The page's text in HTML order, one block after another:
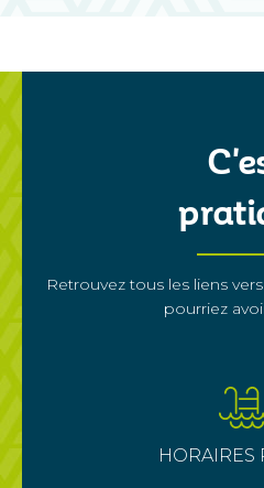
Retrouvez tous les liens
pourriez
HORAIRES